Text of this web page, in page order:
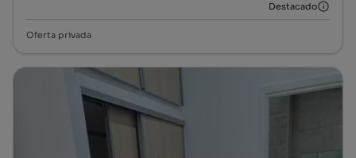
Destacado
Oferta privada